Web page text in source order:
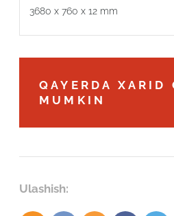
3680 x 760 x 12 mm
QAYERDA XARID
MUMKIN
Ulashish:
Robot emasligingizni
ARIZANI
Robot emasligingizni